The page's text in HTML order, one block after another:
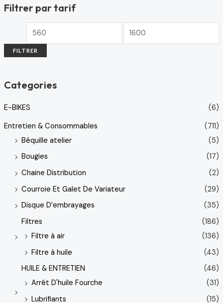
Filtrer par tarif
FILTRER
Categories
E-BIKES
(6)
Entretien & Consommables
(711)
Béquille atelier
(5)
Bougies
(17)
Chaine Distribution
(2)
Courroie Et Galet De Variateur
(29)
Disque D’embrayages
(35)
Filtres
(186)
Filtre à air
(136)
Filtre à huile
(43)
HUILE & ENTRETIEN
(46)
Arrêt D'huile Fourche
(31)
Lubrifiants
(15)